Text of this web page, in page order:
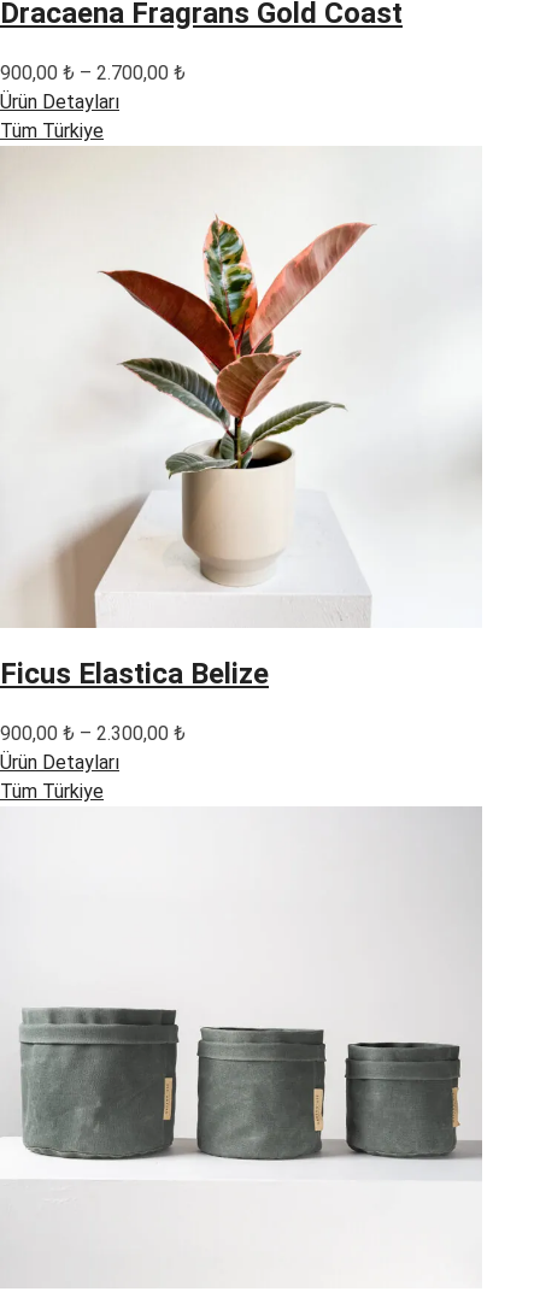
Dracaena Fragrans Gold Coast
900,00 ₺ – 2.700,00 ₺
Ürün Detayları
Tüm Türkiye
Ficus Elastica Belize
900,00 ₺ – 2.300,00 ₺
Ürün Detayları
Tüm Türkiye